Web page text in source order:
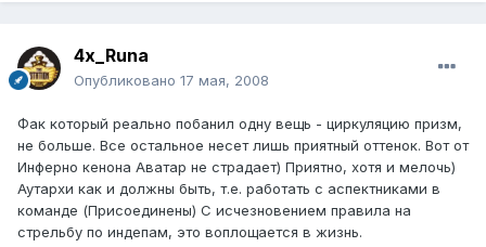
4x_Runa
Опубликовано 17 мая, 2008
Фак который реально побанил одну вещь - циркуляцию призм,
не больше. Все остальное несет лишь приятный оттенок. Вот от
Инферно кенона Аватар не страдает) Приятно, хотя и мелочь)
Аутархи как и должны быть, т.е. работать с аспектниками в
команде (Присоединены) С исчезновением правила на
стрельбу по индепам, это воплощается в жизнь.